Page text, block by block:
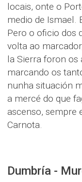
locais, onte o
medio de Ismael.
Pero o oficio dos
volta ao
la Sierra foron os
marcando os
nunha situación
a mercé do que
ascenso, sempre
Carnota.
Dumbría -